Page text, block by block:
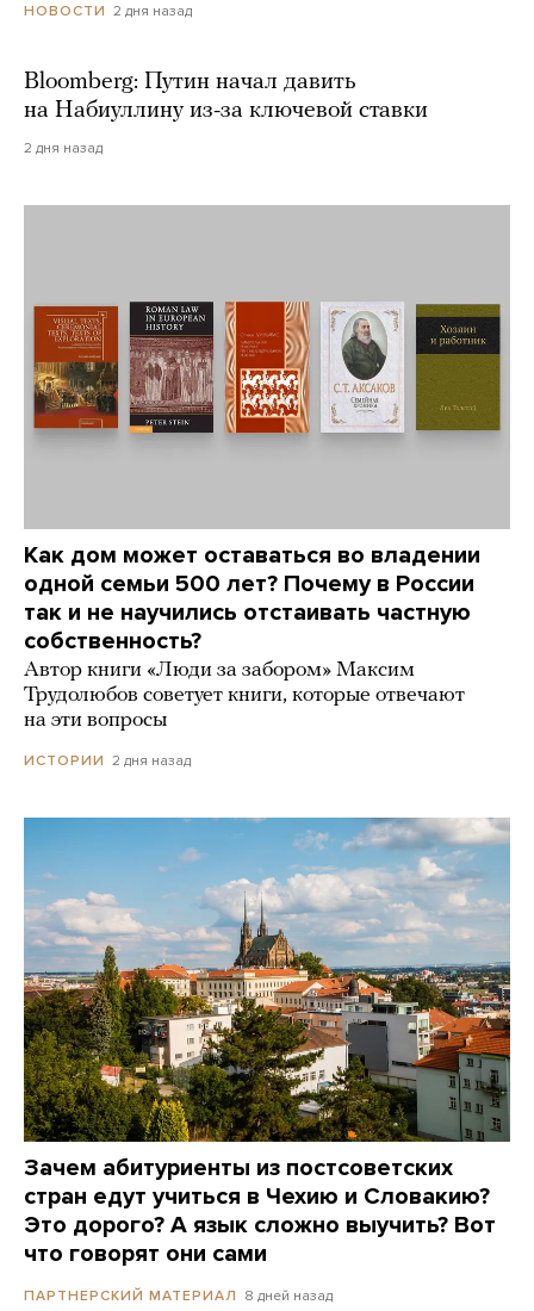
НОВОСТИ 2 дня назад
Bloomberg: Путин начал давить
на Набиуллину из-за ключевой ставки
2 дня назад
Как дом может оставаться во владении
одной семьи 500 лет? Почему в России
так и не научились отстаивать частную
собственность?
Автор книги «Люди за забором» Максим
Трудолюбов советует книги, которые отвечают
на эти вопросы
ИСТОРИИ 2 дня назад
Зачем абитуриенты из постсоветских
стран едут учиться в Чехию и Словакию?
Это дорого? А язык сложно выучить? Вот
что говорят они сами
ПАРТНЕРСКИЙ МАТЕРИАЛ 8 дней назад